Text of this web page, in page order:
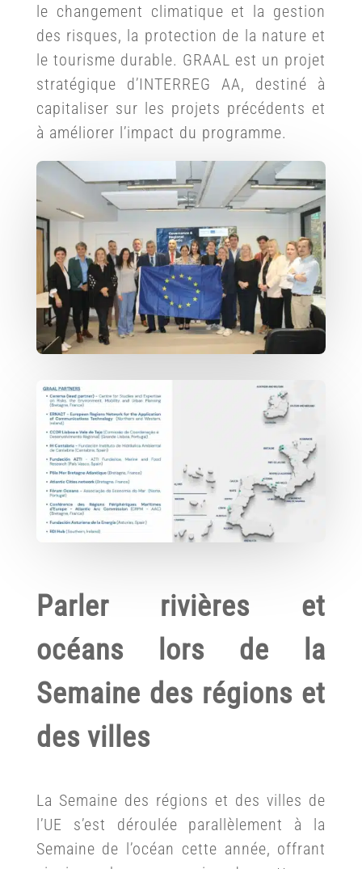
le changement climatique et la gestion
des risques, la protection de la nature et
le tourisme durable. GRAAL est un projet
stratégique d’INTERREG AA, destiné à
capitaliser sur les projets précédents et
à améliorer l’impact du programme.
Parler rivières et
océans lors de la
Semaine des régions et
des villes
La Semaine des régions et des villes de
l’UE s’est déroulée parallèlement à la
Semaine de l’océan cette année, offrant